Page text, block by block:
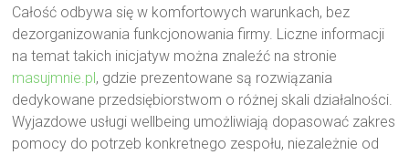
Całość odbywa się w komfortowych warunkach, bez
dezorganizowania funkcjonowania firmy. Liczne informacji
na temat takich inicjatyw można znaleźć na stronie
masujmnie.pl, gdzie prezentowane są rozwiązania
dedykowane przedsiębiorstwom o różnej skali działalności.
Wyjazdowe usługi wellbeing umożliwiają dopasować zakres
pomocy do potrzeb konkretnego zespołu, niezależnie od